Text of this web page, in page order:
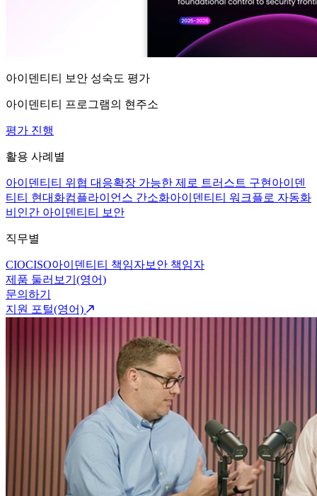
아이덴티티 보안 성숙도 평가
아이덴티티 프로그램의 현주소
평가 진행
활용 사례별
아이덴티티 위협 대응확장 가능한 제로 트러스트 구현 아이덴
티티 현대화컴플라이언스 간소화아이덴티티 워크플로 자동화
비인간 아이덴티티 보안
직무별
CIOCISO아이덴티티 책임자보안 책임자
제품 둘러보기(영어)
문의하기
지원 포털(영어)